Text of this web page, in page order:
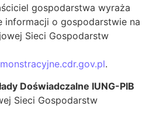
gospodarstwa wyraża
informacji o gospodarstwie na
Sieci Gospodarstw
.
Doświadczalne IUNG-PIB
Sieci Gospodarstw